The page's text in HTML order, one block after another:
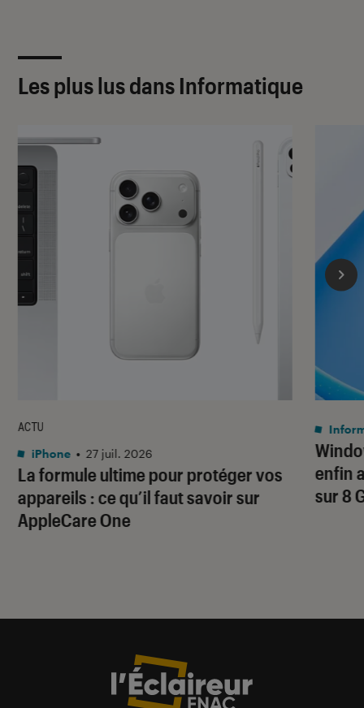
Les plus lus dans Informatique
La formule ultime pour protéger vos
appareils : ce qu’il faut savoir sur
AppleCare One
ACTU
iPhone • 27 juil. 2026
enfin
sur 8